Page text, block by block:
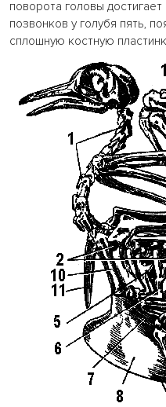
поворота головы
позвонков у голубя пять,
сплошную костную